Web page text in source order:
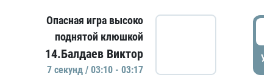
Опасная игра высоко
поднятой клюшкой
14.Балдаев Виктор
7 секунд / 03:10 - 03:17